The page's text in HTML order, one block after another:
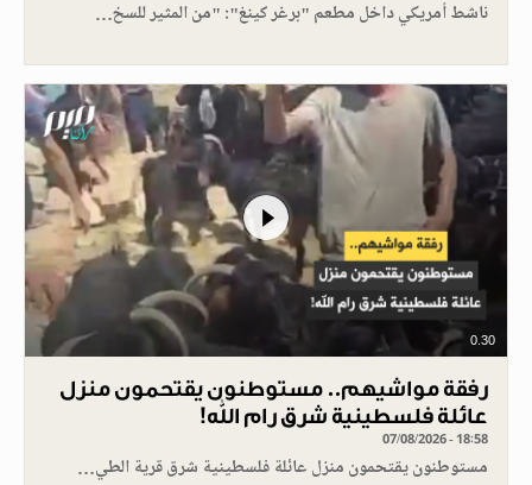
ناشط أمريكي داخل مطعم "برغر كينغ": "من المثير للسخ…
0.30
رفقة مواشيهم.. مستوطنون يقتحمون منزل
عائلة فلسطينية شرق رام الله!
07/08/2026 - 18:58
مستوطنون يقتحمون منزل عائلة فلسطينية شرق قرية الطي…